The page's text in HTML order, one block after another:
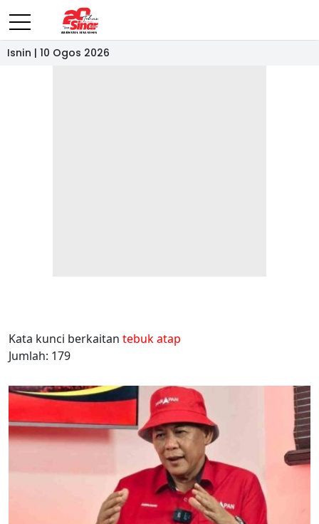
Isnin | 10 Ogos 2026
Kata kunci berkaitan tebuk atap
Jumlah: 179